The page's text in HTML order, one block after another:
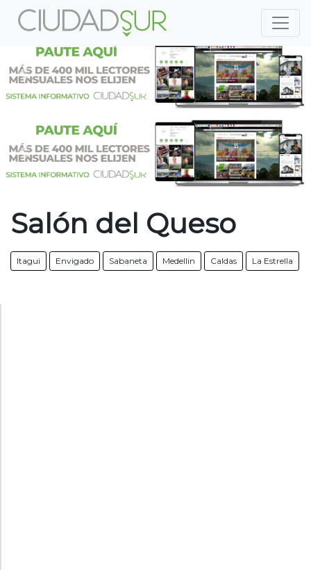
Previous
Previous
Salón del Queso
Itagui Envigado Sabaneta Medellin Caldas La Estrella